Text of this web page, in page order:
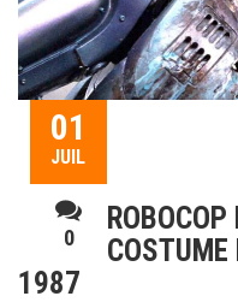
01
JUIL
0
COSTUME
1987